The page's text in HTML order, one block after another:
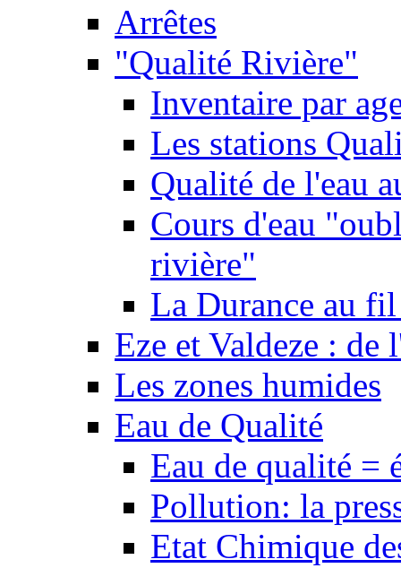
Arrêtes
"Qualité Rivière"
Inventaire par
Les stations
Qualité de l'eau
Cours d'eau
rivière"
La Durance au
Eze et Valdeze : de
Les zones humides
Eau de Qualité
Eau de qualité =
Pollution: la
Etat Chimique